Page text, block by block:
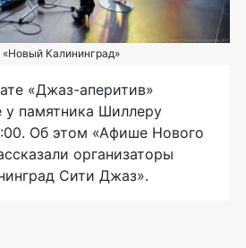
Калининград»
«Джаз-аперитив»
у памятника Шиллеру
Об этом «Афише Нового
организаторы
Сити Джаз».